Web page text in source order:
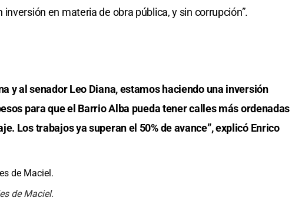
en materia de obra pública, y sin corrupción”.
y al senador Leo Diana, estamos haciendo una inversión
para que el Barrio Alba pueda tener calles más ordenadas
Los trabajos ya superan el 50% de avance”, explicó Enrico
de Maciel.